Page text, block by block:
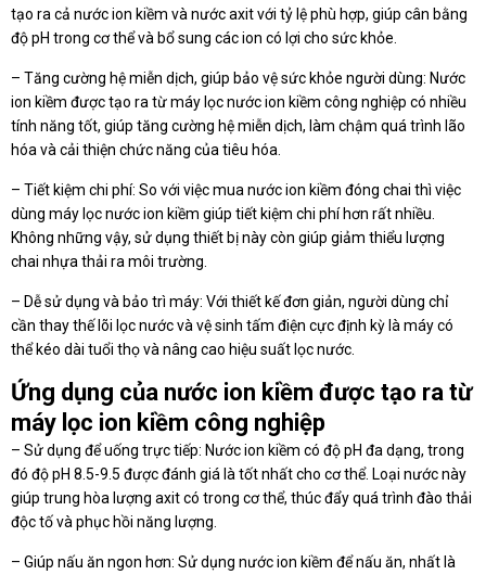
tạo ra cả nước ion kiềm và nước axit với tỷ lệ phù hợp, giúp cân bằng
độ pH trong cơ thể và bổ sung các ion có lợi cho sức khỏe.
– Tăng cường hệ miễn dịch, giúp bảo vệ sức khỏe người dùng: Nước
ion kiềm được tạo ra từ máy lọc nước ion kiềm công nghiệp có nhiều
tính năng tốt, giúp tăng cường hệ miễn dịch, làm chậm quá trình lão
hóa và cải thiện chức năng của tiêu hóa.
– Tiết kiệm chi phí: So với việc mua nước ion kiềm đóng chai thì việc
dùng máy lọc nước ion kiềm giúp tiết kiệm chi phí hơn rất nhiều.
Không những vậy, sử dụng thiết bị này còn giúp giảm thiểu lượng
chai nhựa thải ra môi trường.
– Dễ sử dụng và bảo trì máy: Với thiết kế đơn giản, người dùng chỉ
cần thay thế lõi lọc nước và vệ sinh tấm điện cực định kỳ là máy có
thể kéo dài tuổi thọ và nâng cao hiệu suất lọc nước.
Ứng dụng của nước ion kiềm được tạo ra từ
máy lọc ion kiềm công nghiệp
– Sử dụng để uống trực tiếp: Nước ion kiềm có độ pH đa dạng, trong
đó độ pH 8.5-9.5 được đánh giá là tốt nhất cho cơ thể. Loại nước này
giúp trung hòa lượng axit có trong cơ thể, thúc đẩy quá trình đào thải
độc tố và phục hồi năng lượng.
– Giúp nấu ăn ngon hơn: Sử dụng nước ion kiềm để nấu ăn, nhất là